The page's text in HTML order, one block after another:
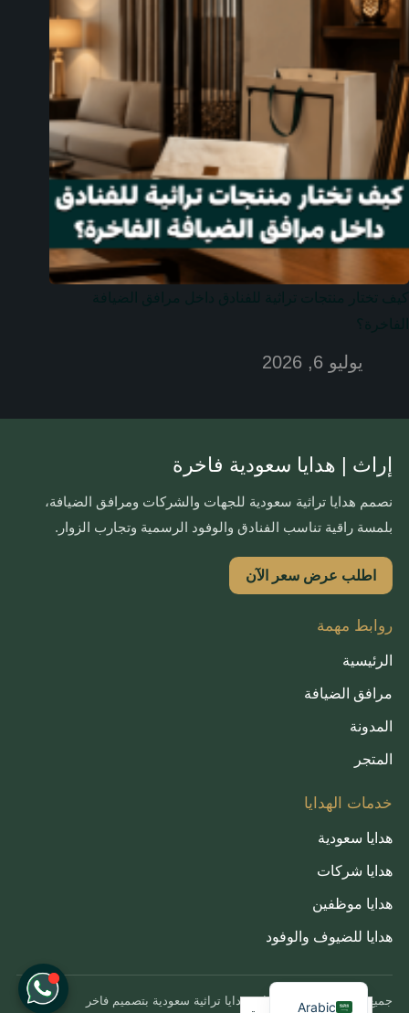
يوليو 6, 2026
إراث | هدايا سعودية فاخرة
نصمم هدايا تراثية سعودية للجهات والشركات ومرافق الضيافة،
بلمسة راقية تناسب الفنادق والوفود الرسمية وتجارب الزوار.
اطلب عرض سعر الآن
روابط مهمة
الرئيسية
مرافق الضيافة
المدونة
المتجر
خدمات الهدايا
هدايا سعودية
هدايا شركات
هدايا موظفين
هدايا للضيوف والوفود
جميع الحقوق محفوظة لإراث هدايا تراثية سعودية بتصميم فاخر Arabic
English
French